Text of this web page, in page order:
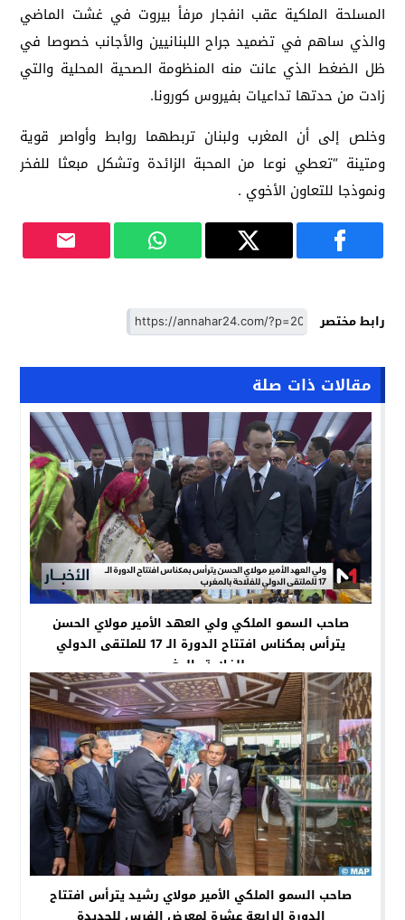
المسلحة الملكية عقب انفجار مرفأ بيروت في غشت الماضي
والذي ساهم في تضميد جراح اللبنانيين والأجانب خصوصا في
ظل الضغط الذي عانت منه المنظومة الصحية المحلية والتي
زادت من حدتها تداعيات بفيروس كورونا.
وخلص إلى أن المغرب ولبنان تربطهما روابط وأواصر قوية
ومتينة “تعطي نوعا من المحبة الزائدة وتشكل مبعثا للفخر
ونموذجا للتعاون الأخوي .
رابط مختصر
مقالات ذات صلة
صاحب السمو الملكي ولي العهد الأمير مولاي الحسن
يترأس بمكناس افتتاح الدورة الـ 17 للملتقى الدولي
للفلاحة بالمغرب
صاحب السمو الملكي الأمير مولاي رشيد يترأس افتتاح